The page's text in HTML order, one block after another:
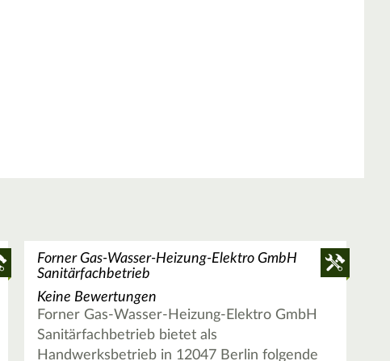
Forner Gas-Wasser-Heizung-Elektro GmbH
Sanitärfachbetrieb
Keine Bewertungen
Forner Gas-Wasser-Heizung-Elektro GmbH
Sanitärfachbetrieb bietet als
Handwerksbetrieb in 12047 Berlin folgende